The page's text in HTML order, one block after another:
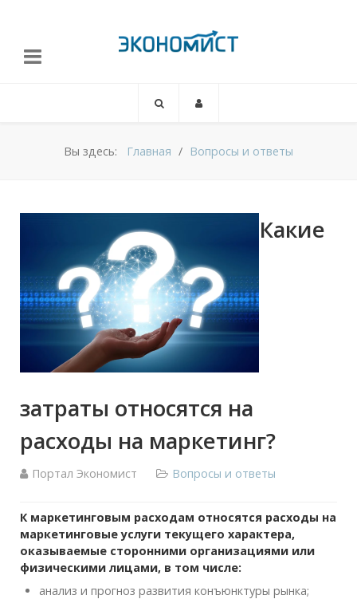
Вы здесь: Главная Вопросы и ответы
Какие
затраты относятся на
расходы на маркетинг?
Портал Экономист Вопросы и ответы
К маркетинговым расходам относятся расходы на
маркетинговые услуги текущего характера,
оказываемые сторонними организациями или
физическими лицами, в том числе:
анализ и прогноз развития конъюнктуры рынка;